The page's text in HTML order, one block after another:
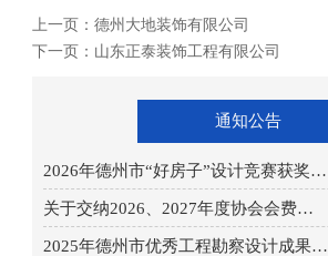
上一页： 德州大地装饰有限公司
下一页： 山东正泰装饰工程有限公司
通知公告
2026年德州市“好房子”设计竞赛获奖项
目公示
关于交纳2026、2027年度协会会费的通
知
2025年德州市优秀工程勘察设计成果评